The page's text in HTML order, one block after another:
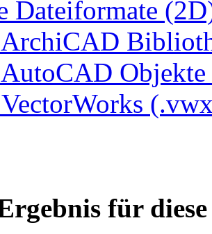
Dateiformate
für